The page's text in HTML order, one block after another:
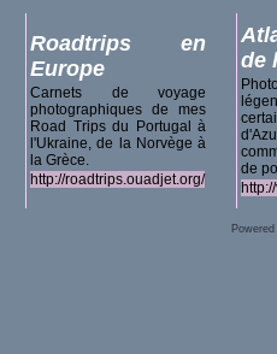
Roadtrips en
Europe
Carnets de voyage
photographiques de mes
Road Trips du Portugal à
l'Ukraine, de la Norvège à
la Grèce.
http://roadtrips.ouadjet.org/
de
de